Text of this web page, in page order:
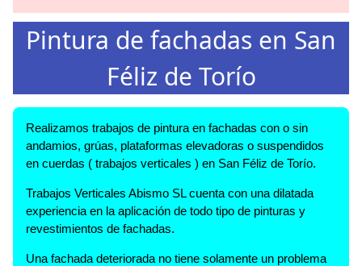
Pintura de fachadas en San
Féliz de Torío
Realizamos trabajos de pintura en fachadas con o sin
andamios, grúas, plataformas elevadoras o suspendidos
en cuerdas ( trabajos verticales ) en San Féliz de Torío.
Trabajos Verticales Abismo SL cuenta con una dilatada
experiencia en la aplicación de todo tipo de pinturas y
revestimientos de fachadas.
Una fachada deteriorada no tiene solamente un problema